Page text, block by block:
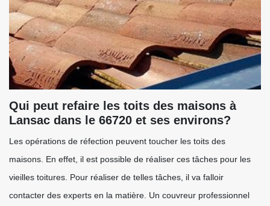
Qui peut refaire les toits des maisons à
Lansac dans le 66720 et ses environs?
Les opérations de réfection peuvent toucher les toits des
maisons. En effet, il est possible de réaliser ces tâches pour les
vieilles toitures. Pour réaliser de telles tâches, il va falloir
contacter des experts en la matière. Un couvreur professionnel